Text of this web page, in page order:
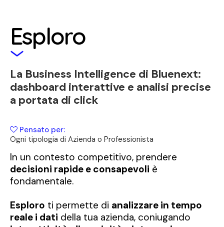
Esploro
La Business Intelligence di Bluenext:
dashboard interattive e analisi precise
a portata di click
Pensato per:
Ogni tipologia di Azienda o Professionista
In un contesto competitivo, prendere
decisioni rapide e consapevoli è
fondamentale.
Esploro ti permette di analizzare in tempo
reale i dati della tua azienda, coniugando